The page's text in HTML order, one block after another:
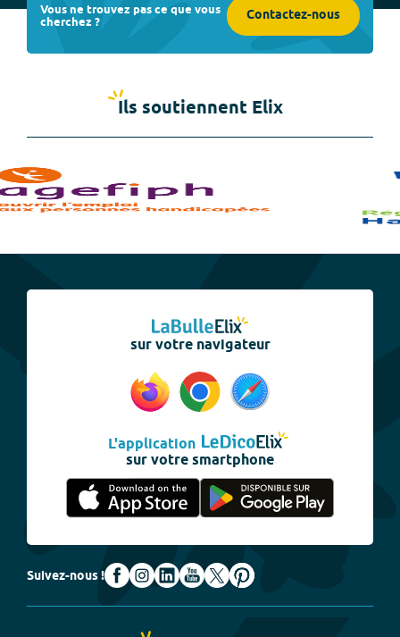
Vous ne trouvez pas ce que vous
cherchez ? Contactez-nous
Ils soutiennent Elix
sur votre navigateur
L'application
sur votre smartphone
Suivez-nous !